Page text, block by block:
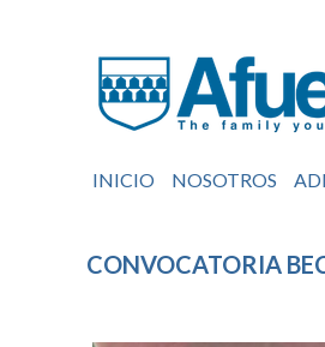
INICIO NOSOTROS
CONVOCATORIA